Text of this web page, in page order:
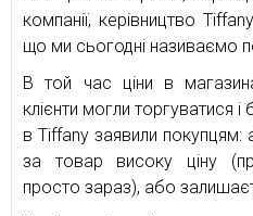
компанії, керівництво
що ми сьогодні називаємо
В той час ціни в
клієнти могли торгуватися
в Tiffany заявили покупцям:
за товар високу ціну
просто зараз), або